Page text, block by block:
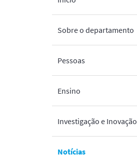
Sobre o departamento
Pessoas
Ensino
Investigação e Inovação
Notícias